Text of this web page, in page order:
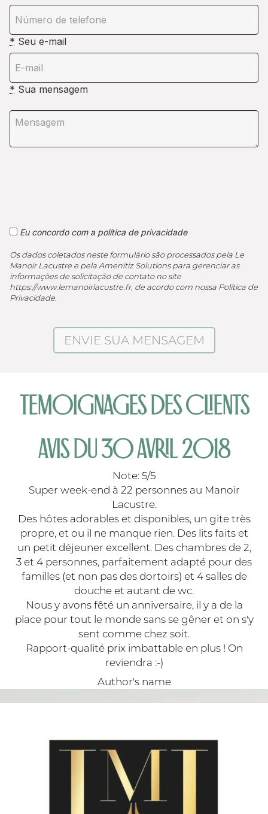
* Seu e-mail
* Sua mensagem
Eu concordo com a política de privacidade
Os dados coletados neste formulário são processados pela Le
Manoir Lacustre e pela Amenitiz Solutions para gerenciar as
informações de solicitação de contato no site
https://www.lemanoirlacustre.fr, de acordo com nossa Política de
Privacidade.
TÉMOIGNAGES DES CLIENTS
AVIS DU 30 AVRIL 2018
Note: 5/5
Super week-end à 22 personnes au Manoir
Lacustre.
Des hôtes adorables et disponibles, un gite très
propre, et ou il ne manque rien. Des lits faits et
un petit déjeuner excellent. Des chambres de 2,
3 et 4 personnes, parfaitement adapté pour des
familles (et non pas des dortoirs) et 4 salles de
douche et autant de wc.
Nous y avons fêté un anniversaire, il y a de la
place pour tout le monde sans se gêner et on s'y
sent comme chez soit.
Rapport-qualité prix imbattable en plus ! On
reviendra :-)
Author's name